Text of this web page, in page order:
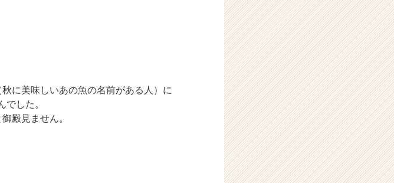
に美味しいあの魚の名前がある人）に
した。
殿見ません。